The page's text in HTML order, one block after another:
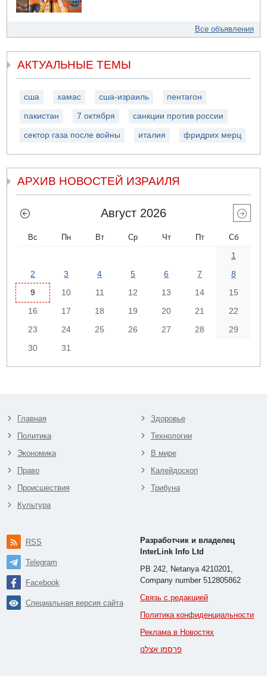
Все объявления
АКТУАЛЬНЫЕ ТЕМЫ
сша хамас сша-израиль пентагон
пакистан 7 октября санкции против россии
сектор газа после войны италия фридрих мерц
АРХИВ НОВОСТЕЙ ИЗРАИЛЯ
Август 2026
Вс Пн Вт Ср Чт Пт Сб
1
2
3 4 5 6 7
8
9
10 11 12 13 14
15
16
17 18 19 20 21
22
23
24 25 26 27 28
29
30
31
Главная
Политика
Экономика
Право
Происшествия
Культура
Здоровье
Технологии
В мире
Калейдоскоп
Трибуна
RSS
Telegram
Facebook
Специальная версия сайта
Разработчик и владелец
InterLink Info Ltd
PB 242, Netanya 4210201,
Company number 512805862
Связь с редакцией
Политика конфиденциальности
Реклама в Новостях
פרסמו אצלנו